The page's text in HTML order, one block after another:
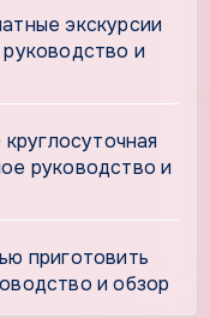
экскурсии
и
руководство и
приготовить
и обзор